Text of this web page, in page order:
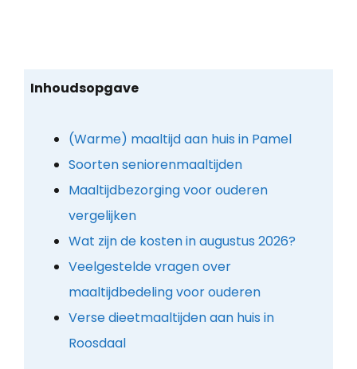
Inhoudsopgave
(Warme) maaltijd aan huis in Pamel
Soorten seniorenmaaltijden
Maaltijdbezorging voor ouderen
vergelijken
Wat zijn de kosten in augustus 2026?
Veelgestelde vragen over
maaltijdbedeling voor ouderen
Verse dieetmaaltijden aan huis in
Roosdaal